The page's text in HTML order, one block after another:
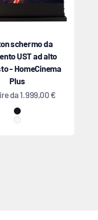
schermo da
UST ad alto
- HomeCinema
Plus
scontato
da1.999,00 €
Nero
Bianco